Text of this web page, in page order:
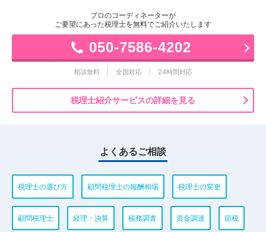
プロのコーディネーターが
ご要望にあった税理士を無料でご紹介いたします
050-7586-4202
相談無料 全国対応 24時間対応
税理士紹介サービスの詳細を見る
よくあるご相談
税理士の選び方 顧問税理士の報酬相場 税理士の変更
顧問税理士 経理・決算 税務調査 資金調達 節税